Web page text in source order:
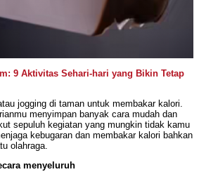
9 Aktivitas Sehari-hari yang Bikin Tetap
jogging di taman untuk membakar kalori.
menyimpan banyak cara mudah dan
sepuluh kegiatan yang mungkin tidak kamu
kebugaran dan membakar kalori bahkan
olahraga.
menyeluruh